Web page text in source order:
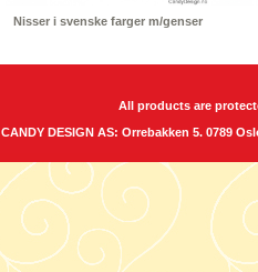
Nisser i svenske farger m/genser
All products are
CANDY DESIGN AS: Orrebakken 5. 0789